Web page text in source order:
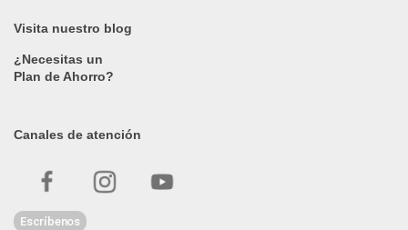
Visita nuestro blog
¿Necesitas un
Plan de Ahorro?
Canales de atención
Escríbenos